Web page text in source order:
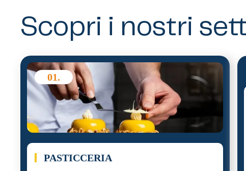
Scopri i nostri
01.
PASTICCERIA